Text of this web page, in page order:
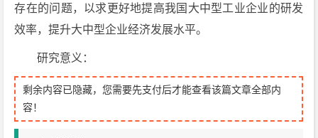
存在的问题，以求更好地提高我国大中型工业企业的研发
效率，提升大中型企业经济发展水平。
研究意义：
剩余内容已隐藏，您需要先支付后才能查看该篇文章全部内
容！